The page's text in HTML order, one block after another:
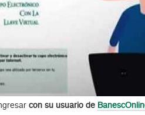
con su usuario de